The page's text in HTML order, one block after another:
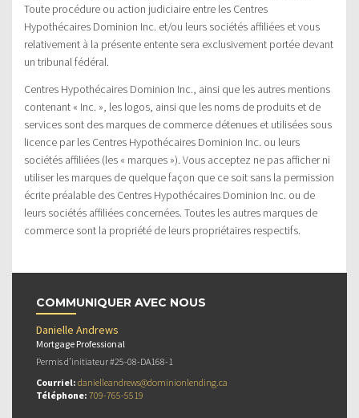
Toute procédure ou action judiciaire entre les Centres
Hypothécaires Dominion Inc. et/ou leurs sociétés affiliées et vous
relativement à la présente entente sera exclusivement portée devant
un tribunal fédéral.
Centres Hypothécaires Dominion Inc., ainsi que les autres mentions
contenant « Inc. », les logos, ainsi que les noms de produits et de
services sont des marques de commerce détenues et utilisées sous
licence par les Centres Hypothécaires Dominion Inc. ou leurs
sociétés affiliées (les « marques »). Vous acceptez ne pas afficher ni
utiliser les marques de quelque façon que ce soit sans la permission
écrite préalable des Centres Hypothécaires Dominion Inc. ou de
leurs sociétés affiliées concernées. Toutes les autres marques de
commerce sont la propriété de leurs propriétaires respectifs.
COMMUNIQUER AVEC NOUS
Danielle Andrews
Mortgage Professional
Permis d’initiateur #25-08-DA168-1
Courriel: danielleandrews@dominionlending.ca
Téléphone: 709-765-5519